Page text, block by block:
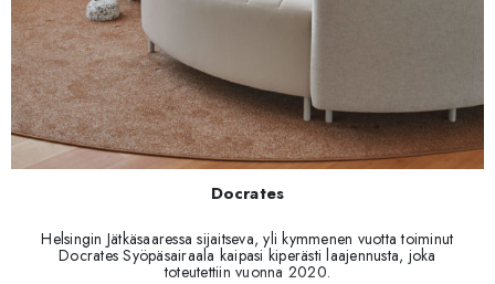
Docrates
Helsingin Jätkäsaaressa sijaitseva, yli kymmenen vuotta toiminut
Docrates Syöpäsairaala kaipasi kiperästi laajennusta, joka
toteutettiin vuonna 2020.